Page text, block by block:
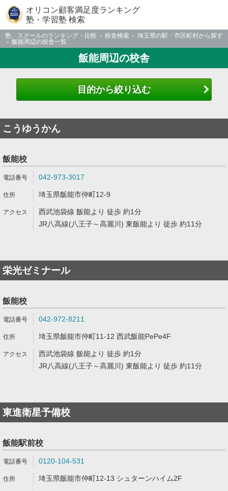
オリコン顧客満足度ランキング
塾・学習塾 検索
塾、スクールのランキング・比較 校舎検索
埼玉県の駅・市区町村から探す
飯能周辺の校舎一覧
飯能周辺の校舎
目的から絞り込む
こうゆうかん
飯能校
042-973-3017
埼玉県飯能市仲町12-9
西武池袋線 飯能より 徒歩 約1分
JR八高線(八王子～高麗川) 東飯能より 徒歩 約11分
栄光ゼミナール
飯能校
042-972-8211
埼玉県飯能市仲町11-12 西武飯能PePe4F
西武池袋線 飯能より 徒歩 約1分
JR八高線(八王子～高麗川) 東飯能より 徒歩 約11分
東進衛星予備校
飯能駅前校
0120-104-531
埼玉県飯能市仲町12-13 シュターンハイム2F